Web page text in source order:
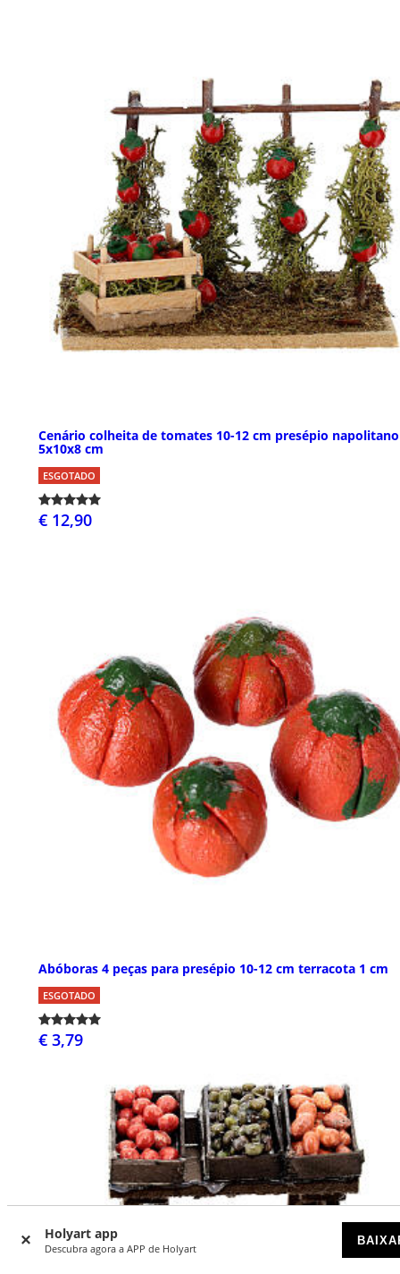
Holyart app
Descubra agora a APP de Holyart
Cenário colheita de tomates 10-12 cm presépio napolitano
5x10x8 cm
ESGOTADO
€ 12,90
Abóboras 4 peças para presépio 10-12 cm terracota 1 cm
ESGOTADO
€ 3,79